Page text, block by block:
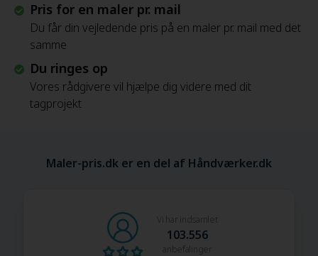
Pris for en maler pr. mail
Du får din vejledende pris på en maler pr. mail med det
samme
Du ringes op
Vores rådgivere vil hjælpe dig videre med dit
tagprojekt
Maler-pris.dk er en del af Håndværker.dk
Vi har indsamlet
103.556
anbefalinger